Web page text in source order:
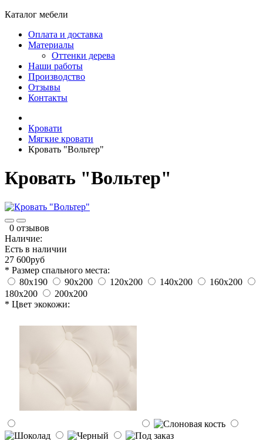
Каталог мебели
Оплата и доставка
Материалы
Оттенки дерева
Наши работы
Производство
Отзывы
Контакты
Кровати
Мягкие кровати
Кровать "Вольтер"
Кровать "Вольтер"
0 отзывов
Наличие:
Есть в наличии
27 600руб
* Размер спального места:
80х190
90х200 120x200 140x200
160x200
180x200
200x200
* Цвет экокожи: